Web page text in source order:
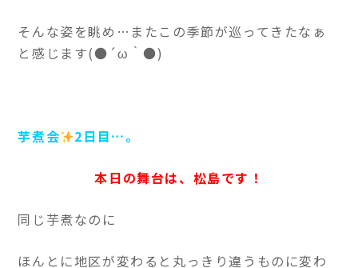
そんな姿を眺め…またこの季節が巡ってきたなぁ
と感じます(●´ω｀●)
芋煮会 2日目…。
本日の舞台は、松島です！
同じ芋煮なのに
ほんとに地区が変わると丸っきり違うものに変わ